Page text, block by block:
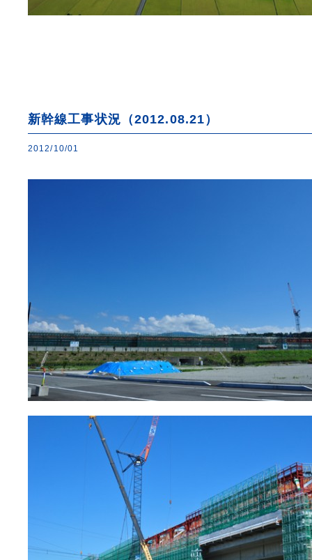
新幹線工事状況（2012.08.21）
2012/10/01